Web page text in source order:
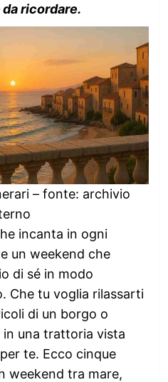
ricordare.
– fonte: archivio
incanta in ogni
un weekend che
di sé in modo
Che tu voglia rilassarti
di un borgo o
una trattoria vista
te. Ecco cinque
weekend tra mare,